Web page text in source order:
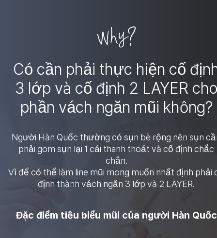
Có cần phải thực hiện cố
3 lớp và cố định 2 LAYER
phần vách ngăn mũi không?
Người Hàn Quốc thường có sụn bè rộng nên sụn
phải gom sụn lại 1 cái thanh thoát và cố định chắc
chắn.
Vì để có thể làm line mũi mong muốn nhất định phải
định thành vách ngăn 3 lớp và 2 LAYER.
Đặc điểm tiêu biểu mũi của người Hàn Quốc